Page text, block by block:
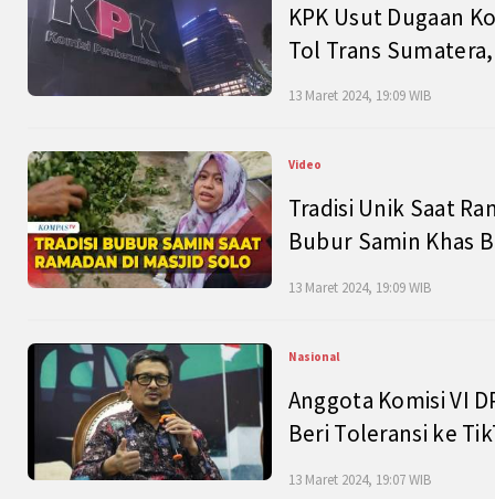
KPK Usut Dugaan
Tol Trans
13 Maret 2024, 19:09 WIB
Video
Tradisi Unik Saat
Bubur Samin Khas
13 Maret 2024, 19:09 WIB
Nasional
Anggota Komisi VI
Beri Toleransi ke
13 Maret 2024, 19:07 WIB